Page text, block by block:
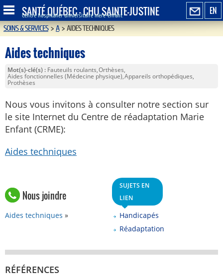
EN
SANTÉ QUÉBEC - CHU SAINTE-JUSTINE
Centre hospitalier universitaire mère-enfant
SOINS & SERVICES>A>AIDES TECHNIQUES
Aides techniques
Mot(s)-clé(s) Fauteuils roulants Orthèses
Aides fonctionnelles (Médecine physique) Appareils orthopédiques
Prothèses
Nous vous invitons à consulter notre section sur
le site Internet du Centre de réadaptation Marie
Enfant (CRME):
Aides techniques
Nous joindre
Aides techniques
SUJETS EN
LIEN
Handicapés
Réadaptation
RÉFÉRENCES